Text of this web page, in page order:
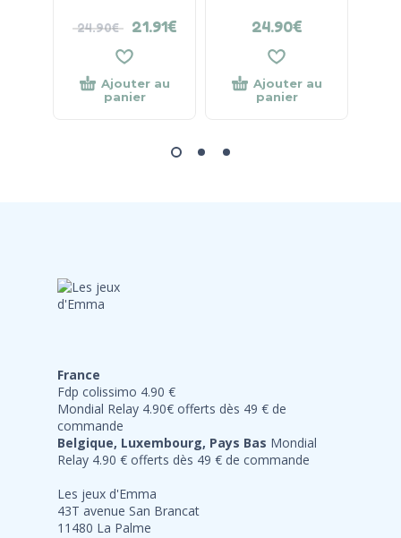
24.90€ 21.91€
Ajouter au
panier
24.90€
Ajouter au
panier
France
Fdp colissimo 4.90 €
Mondial Relay 4.90€ offerts dès 49 € de
commande
Belgique, Luxembourg, Pays Bas Mondial
Relay 4.90 € offerts dès 49 € de commande
Les jeux d'Emma
43T avenue San Brancat
11480 La Palme